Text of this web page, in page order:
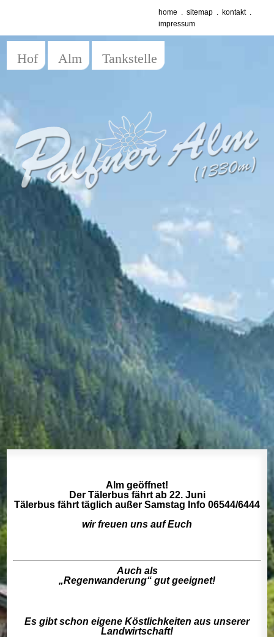
home .sitemap . kontakt.
impressum
Hof Alm Tankstelle
Alm geöffnet!
Der Tälerbus fährt ab 22. Juni
Tälerbus fährt täglich außer Samstag Info 06544/6444
wir freuen uns auf Euch
Auch als
„Regenwanderung“ gut geeignet!
Es gibt schon eigene Köstlichkeiten aus unserer
Landwirtschaft!